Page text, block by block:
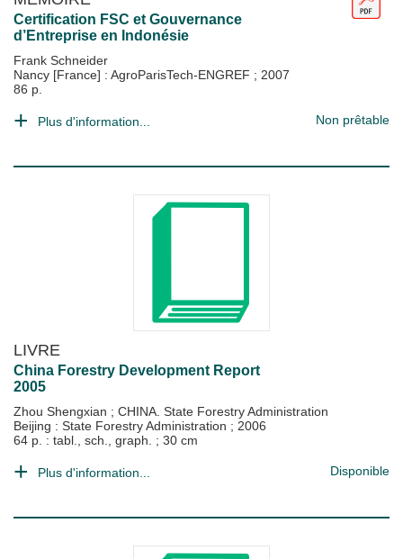
Certification FSC et Gouvernance
d’Entreprise en Indonésie
Frank Schneider
Nancy [France] : AgroParisTech-ENGREF ; 2007
86 p.
Plus d'information... Non prêtable
LIVRE
China Forestry Development Report
2005
Zhou Shengxian ; CHINA. State Forestry Administration
Beijing : State Forestry Administration ; 2006
64 p. : tabl., sch., graph. ; 30 cm
Plus d'information... Disponible